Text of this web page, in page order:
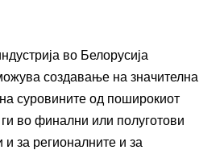
во Белорусија
создавање на значителна
суровините од поширокиот
ги во финални или полуготови
за регионалните и за